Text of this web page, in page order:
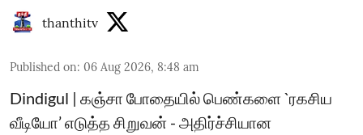
thanthitv
Published on: 06 Aug 2026, 8:48 am
Dindigul | கஞ்சா போதையில் பெண்களை `ரகசிய
வீடியோ’ எடுத்த சிறுவன் - அதிர்ச்சியான